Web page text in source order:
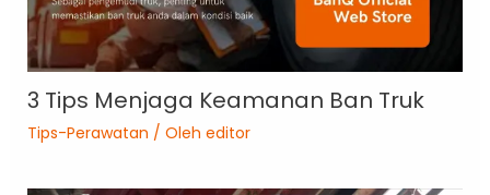
3 Tips Menjaga Keamanan Ban Truk
Tips-Perawatan / Oleh editor